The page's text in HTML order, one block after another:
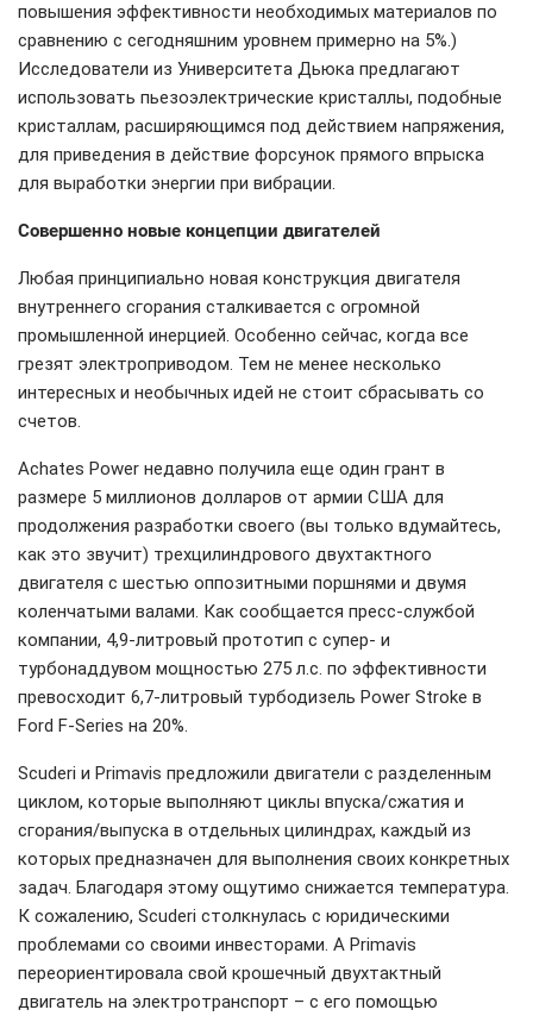
повышения эффективности необходимых материалов по
сравнению с сегодняшним уровнем примерно на 5%.)
Исследователи из Университета Дьюка предлагают
использовать пьезоэлектрические кристаллы, подобные
кристаллам, расширяющимся под действием напряжения,
для приведения в действие форсунок прямого впрыска
для выработки энергии при вибрации.
Совершенно новые концепции двигателей
Любая принципиально новая конструкция двигателя
внутреннего сгорания сталкивается с огромной
промышленной инерцией. Особенно сейчас, когда все
грезят электроприводом. Тем не менее несколько
интересных и необычных идей не стоит сбрасывать со
счетов.
Achates Power недавно получила еще один грант в
размере 5 миллионов долларов от армии США для
продолжения разработки своего (вы только вдумайтесь,
как это звучит) трехцилиндрового двухтактного
двигателя с шестью оппозитными поршнями и двумя
коленчатыми валами. Как сообщается пресс-службой
компании, 4,9-литровый прототип с супер- и
турбонаддувом мощностью 275 л.с. по эффективности
превосходит 6,7-литровый турбодизель Power Stroke в
Ford F-Series на 20%.
Scuderi и Primavis предложили двигатели с разделенным
циклом, которые выполняют циклы впуска/сжатия и
сгорания/выпуска в отдельных цилиндрах, каждый из
которых предназначен для выполнения своих конкретных
задач. Благодаря этому ощутимо снижается температура.
К сожалению, Scuderi столкнулась с юридическими
проблемами со своими инвесторами. А Primavis
переориентировала свой крошечный двухтактный
двигатель на электротранспорт – с его помощью